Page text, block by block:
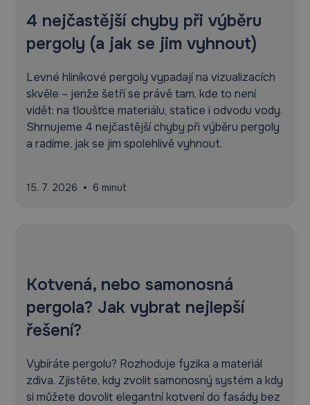
4 nejčastější chyby při výběru
pergoly (a jak se jim vyhnout)
Levné hliníkové pergoly vypadají na vizualizacích
skvěle – jenže šetří se právě tam, kde to není
vidět: na tloušťce materiálu, statice i odvodu vody.
Shrnujeme 4 nejčastější chyby při výběru pergoly
a radíme, jak se jim spolehlivě vyhnout.
15. 7. 2026 • 6 minut
Kotvená, nebo samonosná
pergola? Jak vybrat nejlepší
řešení?
Vybíráte pergolu? Rozhoduje fyzika a materiál
zdiva. Zjistěte, kdy zvolit samonosný systém a kdy
si můžete dovolit elegantní kotvení do fasády bez